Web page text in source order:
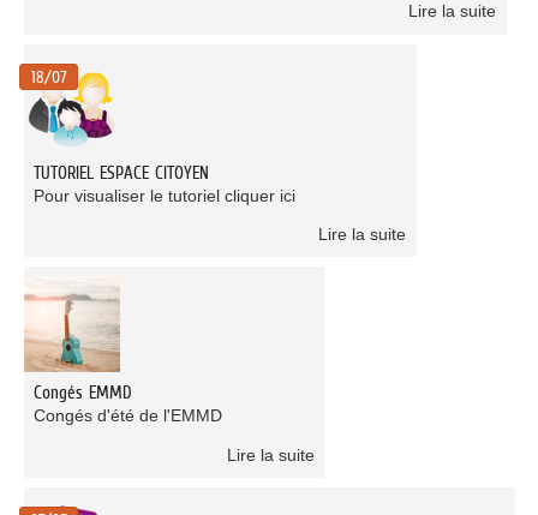
Lire la suite
18/07
TUTORIEL ESPACE CITOYEN
Pour visualiser le tutoriel cliquer ici
Lire la suite
Congés EMMD
Congés d'été de l'EMMD
Lire la suite